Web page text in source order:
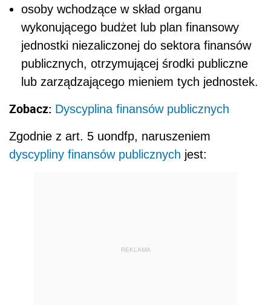
osoby wchodzące w skład organu
wykonującego budżet lub plan finansowy
jednostki niezaliczonej do sektora finansów
publicznych, otrzymującej środki publiczne
lub zarządzającego mieniem tych jednostek.
Zobacz: Dyscyplina finansów publicznych
Zgodnie z art. 5 uondfp, naruszeniem
dyscypliny finansów publicznych jest:
REKLAMA